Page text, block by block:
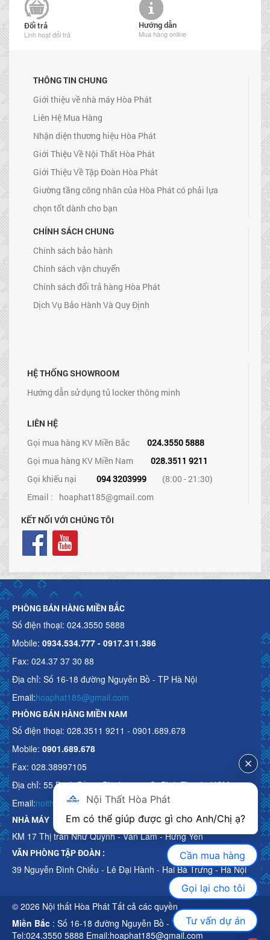
Đổi trả
Linh hoạt đổi trả
Hướng dẫn
Mua hàng online
THÔNG TIN CHUNG
Giới thiệu về nhà máy Hòa Phát
Liên Hệ Mua Hàng
Nhận diện thương hiệu Hòa Phát
Giới Thiệu Về Nội Thất Hòa Phát
Giới Thiệu Về Tập Đoàn Hòa Phát
Giường tầng công nhân của Hòa Phát có phải lựa
chọn tốt dành cho bạn
CHÍNH SÁCH CHUNG
Chính sách bảo hành
Chính sách vận chuyển
Chính sách đổi trả hàng Hòa Phát
Dịch Vụ Bảo Hành Và Quy Định
HỆ THỐNG SHOWROOM
Hướng dẫn sử dụng tủ locker thông minh
LIÊN HỆ
Gọi mua hàng KV Miền Bắc
024.3550 5888
Gọi mua hàng KV Miền Nam
028.3511 9211
Gọi khiếu nại
094 3203999
(8:00 - 21:30)
Email : hoaphat185@gmail.com
KẾT NỐI VỚI CHÚNG TÔI
PHÒNG BÁN HÀNG MIỀN BẮC
Số điện thoại: 024.3550 5888
Mobile: 0934.534.777 - 0917.311.386
Fax: 024.37 37 30 88
Địa chỉ: Số 16-18 đường Nguyễn Bồ - TP Hà Nội
Email:hoaphat185@gmail.com
PHÒNG BÁN HÀNG MIỀN NAM
Số điện thoại: 028.3511 9211 - 0901.689.678
Mobile: 0901.689.678
Fax: 028.38997105
Địa chỉ: 55 Bạch Đằng, Phường 15, Q. Bình Thạnh, HCM
Email:noithathoaphattot@gmail.com
NHÀ MÁY
KM 17 Thị trấn Như Quỳnh - Văn Lâm - Hưng Yên
VĂN PHÒNG TẬP ĐOÀN :
39 Nguyễn Đình Chiểu - Lê Đại Hành - Hai Bà Trưng - Hà Nội
© 2026 Nội thất Hòa Phát Tất cả các quyền
Miền Bắc : Số 16-18 đường Nguyễn Bồ - TP Hà Nội
Tel:024.3550 5888 Email:hoaphat185@gmail.com
Nội Thất Hòa Phát
Cần mua hàng
Gọi lại cho tôi
Tư vấn dự án